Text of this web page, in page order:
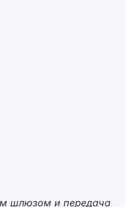
шлюзом и передача